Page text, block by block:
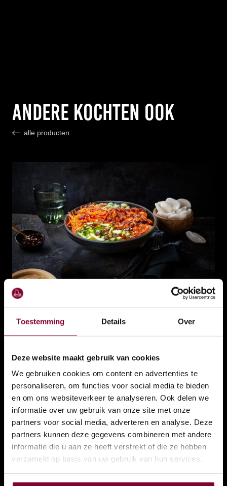
Toestemming Details Over
Deze website maakt gebruik van cookies
We gebruiken cookies om content en advertenties te
personaliseren, om functies voor social media te bieden
en om ons websiteverkeer te analyseren. Ook delen we
informatie over uw gebruik van onze site met onze
partners voor social media, adverteren en analyse. Deze
partners kunnen deze gegevens combineren met andere
informatie die u aan ze heeft verstrekt of die ze hebben
verzameld op basis van uw gebruik van hun services.
Andere kochten ook
alle producten
€12,99
TOEVOEGEN